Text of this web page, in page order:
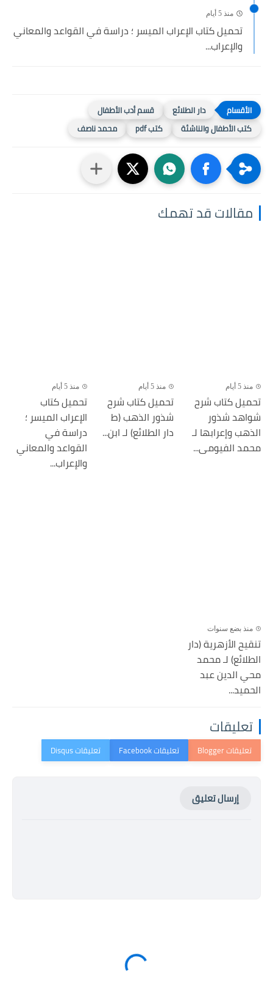
منذ 5 أيام
تحميل كتاب الإعراب الميسر ؛ دراسة في القواعد والمعاني
والإعراب...
دار الطلائع
قسم أدب الأطفال
كتب الأطفال والناشئة
كتب pdf محمد ناصف
مقالات قد تهمك
منذ 5 أيام
تحميل كتاب شرح
شواهد شذور
الذهب وإعرابها لـ
محمد الفيومى...
منذ 5 أيام
تحميل كتاب شرح
شذور الذهب (ط
دار الطلائع) لـ ابن...
منذ 5 أيام
تحميل كتاب
الإعراب الميسر ؛
دراسة في
القواعد والمعاني
والإعراب...
منذ بضع سنوات
تنقيح الأزهرية (دار
الطلائع) لـ محمد
محي الدين عبد
الحميد...
تعليقات
إرسال تعليق